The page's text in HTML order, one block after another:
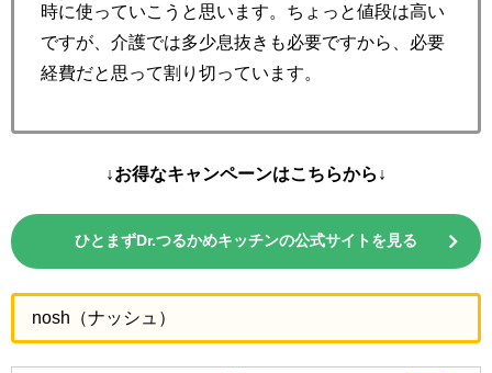
時に使っていこうと思います。ちょっと値段は高い
ですが、介護では多少息抜きも必要ですから、必要
経費だと思って割り切っています。
↓お得なキャンペーンはこちらから↓
ひとまずDr.つるかめキッチンの公式サイトを見る
nosh（ナッシュ）